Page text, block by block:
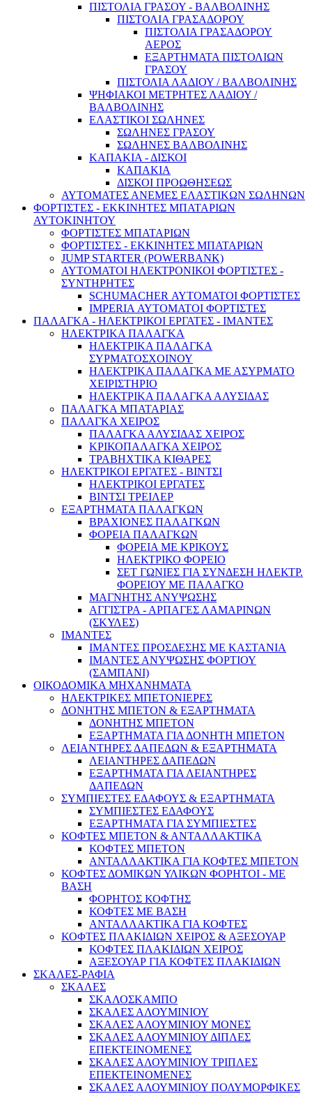
ΠΙΣΤΟΛΙΑ ΓΡΑΣΟΥ - ΒΑΛΒΟΛΙΝΗΣ
ΠΙΣΤΟΛΙΑ ΓΡΑΣΑΔΟΡΟΥ
ΠΙΣΤΟΛΙΑ ΓΡΑΣΑΔΟΡΟΥ
ΑΕΡΟΣ
ΕΞΑΡΤΗΜΑΤΑ ΠΙΣΤΟΛΙΩΝ
ΓΡΑΣΟΥ
ΠΙΣΤΟΛΙΑ ΛΑΔΙΟΥ / ΒΑΛΒΟΛΙΝΗΣ
ΨΗΦΙΑΚΟΙ ΜΕΤΡΗΤΕΣ ΛΑΔΙΟΥ /
ΒΑΛΒΟΛΙΝΗΣ
ΕΛΑΣΤΙΚΟΙ ΣΩΛΗΝΕΣ
ΣΩΛΗΝΕΣ ΓΡΑΣΟΥ
ΣΩΛΗΝΕΣ ΒΑΛΒΟΛΙΝΗΣ
ΚΑΠΑΚΙΑ - ΔΙΣΚΟΙ
ΚΑΠΑΚΙΑ
ΔΙΣΚΟΙ ΠΡΟΩΘΗΣΕΩΣ
ΑΥΤΟΜΑΤΕΣ ΑΝΕΜΕΣ ΕΛΑΣΤΙΚΩΝ ΣΩΛΗΝΩΝ
ΦΟΡΤΙΣΤΕΣ - ΕΚΚΙΝΗΤΕΣ ΜΠΑΤΑΡΙΩΝ
ΑΥΤΟΚΙΝΗΤΟΥ
ΦΟΡΤΙΣΤΕΣ ΜΠΑΤΑΡΙΩΝ
ΦΟΡΤΙΣΤΕΣ - ΕΚΚΙΝΗΤΕΣ ΜΠΑΤΑΡΙΩΝ
JUMP STARTER (POWERBANK)
ΑΥΤΟΜΑΤΟΙ ΗΛΕΚΤΡΟΝΙΚΟΙ ΦΟΡΤΙΣΤΕΣ -
ΣΥΝΤΗΡΗΤΕΣ
SCHUMACHER ΑΥΤΟΜΑΤΟΙ ΦΟΡΤΙΣΤΕΣ
IMPERIA ΑΥΤΟΜΑΤΟΙ ΦΟΡΤΙΣΤΕΣ
ΠΑΛΑΓΚΑ - ΗΛΕΚΤΡΙΚΟΙ ΕΡΓΑΤΕΣ - ΙΜΑΝΤΕΣ
ΗΛΕΚΤΡΙΚΑ ΠΑΛΑΓΚΑ
ΗΛΕΚΤΡΙΚΑ ΠΑΛΑΓΚΑ
ΣΥΡΜΑΤΟΣΧΟΙΝΟΥ
ΗΛΕΚΤΡΙΚΑ ΠΑΛΑΓΚΑ ΜΕ ΑΣΥΡΜΑΤΟ
ΧΕΙΡΙΣΤΗΡΙΟ
ΗΛΕΚΤΡΙΚΑ ΠΑΛΑΓΚΑ ΑΛΥΣΙΔΑΣ
ΠΑΛΑΓΚΑ ΜΠΑΤΑΡΙΑΣ
ΠΑΛΑΓΚΑ ΧΕΙΡΟΣ
ΠΑΛΑΓΚΑ ΑΛΥΣΙΔΑΣ ΧΕΙΡΟΣ
ΚΡΙΚΟΠΑΛΑΓΚΑ ΧΕΙΡΟΣ
ΤΡΑΒΗΧΤΙΚΑ ΚΙΘΑΡΕΣ
ΗΛΕΚΤΡΙΚΟΙ ΕΡΓΑΤΕΣ - ΒΙΝΤΣΙ
ΗΛΕΚΤΡΙΚΟΙ ΕΡΓΑΤΕΣ
ΒΙΝΤΣΙ ΤΡΕΙΛΕΡ
ΕΞΑΡΤΗΜΑΤΑ ΠΑΛΑΓΚΩΝ
ΒΡΑΧΙΟΝΕΣ ΠΑΛΑΓΚΩΝ
ΦΟΡΕΙΑ ΠΑΛΑΓΚΩΝ
ΦΟΡΕΙΑ ΜΕ ΚΡΙΚΟΥΣ
ΗΛΕΚΤΡΙΚΟ ΦΟΡΕΙΟ
ΣΕΤ ΓΩΝΙΕΣ ΓΙΑ ΣΥΝΔΕΣΗ ΗΛΕΚΤΡ.
ΦΟΡΕΙΟΥ ΜΕ ΠΑΛΑΓΚΟ
ΜΑΓΝΗΤΗΣ ΑΝΥΨΩΣΗΣ
ΑΓΓΙΣΤΡΑ - ΑΡΠΑΓΕΣ ΛΑΜΑΡΙΝΩΝ
(ΣΚΥΛΕΣ)
ΙΜΑΝΤΕΣ
ΙΜΑΝΤΕΣ ΠΡΟΣΔΕΣΗΣ ΜΕ ΚΑΣΤΑΝΙΑ
ΙΜΑΝΤΕΣ ΑΝΥΨΩΣΗΣ ΦΟΡΤΙΟΥ
(ΣΑΜΠΑΝΙ)
ΟΙΚΟΔΟΜΙΚΑ ΜΗΧΑΝΗΜΑΤΑ
ΗΛΕΚΤΡΙΚΕΣ ΜΠΕΤΟΝΙΕΡΕΣ
ΔΟΝΗΤΗΣ ΜΠΕΤΟΝ & ΕΞΑΡΤΗΜΑΤΑ
ΔΟΝΗΤΗΣ ΜΠΕΤΟΝ
ΕΞΑΡΤΗΜΑΤΑ ΓΙΑ ΔΟΝΗΤΗ ΜΠΕΤΟΝ
ΛΕΙΑΝΤΗΡΕΣ ΔΑΠΕΔΩΝ & ΕΞΑΡΤΗΜΑΤΑ
ΛΕΙΑΝΤΗΡΕΣ ΔΑΠΕΔΩΝ
ΕΞΑΡΤΗΜΑΤΑ ΓΙΑ ΛΕΙΑΝΤΗΡΕΣ
ΔΑΠΕΔΩΝ
ΣΥΜΠΙΕΣΤΕΣ ΕΔΑΦΟΥΣ & ΕΞΑΡΤΗΜΑΤΑ
ΣΥΜΠΙΕΣΤΕΣ ΕΔΑΦΟΥΣ
ΕΞΑΡΤΗΜΑΤΑ ΓΙΑ ΣΥΜΠΙΕΣΤΕΣ
ΚΟΦΤΕΣ ΜΠΕΤΟΝ & ΑΝΤΑΛΛΑΚΤΙΚΑ
ΚΟΦΤΕΣ ΜΠΕΤΟΝ
ΑΝΤΑΛΛΑΚΤΙΚΑ ΓΙΑ ΚΟΦΤΕΣ ΜΠΕΤΟΝ
ΚΟΦΤΕΣ ΔΟΜΙΚΩΝ ΥΛΙΚΩΝ ΦΟΡΗΤΟΙ - ΜΕ
ΒΑΣΗ
ΦΟΡΗΤΟΣ ΚΟΦΤΗΣ
ΚΟΦΤΕΣ ΜΕ ΒΑΣΗ
ΑΝΤΑΛΛΑΚΤΙΚΑ ΓΙΑ ΚΟΦΤΕΣ
ΚΟΦΤΕΣ ΠΛΑΚΙΔΙΩΝ ΧΕΙΡΟΣ & ΑΞΕΣΟΥΑΡ
ΚΟΦΤΕΣ ΠΛΑΚΙΔΙΩΝ ΧΕΙΡΟΣ
ΑΞΕΣΟΥΑΡ ΓΙΑ ΚΟΦΤΕΣ ΠΛΑΚΙΔΙΩΝ
ΣΚΑΛΕΣ-ΡΑΦΙΑ
ΣΚΑΛΕΣ
ΣΚΑΛΟΣΚΑΜΠΟ
ΣΚΑΛΕΣ ΑΛΟΥΜΙΝΙΟΥ
ΣΚΑΛΕΣ ΑΛΟΥΜΙΝΙΟΥ ΜΟΝΕΣ
ΣΚΑΛΕΣ ΑΛΟΥΜΙΝΙΟΥ ΔΙΠΛΕΣ
ΕΠΕΚΤΕΙΝΟΜΕΝΕΣ
ΣΚΑΛΕΣ ΑΛΟΥΜΙΝΙΟΥ ΤΡΙΠΛΕΣ
ΕΠΕΚΤΕΙΝΟΜΕΝΕΣ
ΣΚΑΛΕΣ ΑΛΟΥΜΙΝΙΟΥ ΠΟΛΥΜΟΡΦΙΚΕΣ